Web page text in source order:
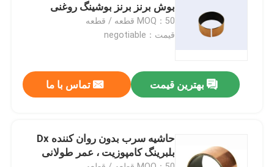
بلبرینگ خود روانکاری
بلبرینگ آستین خود روانکاری
بوش برنز برنز بوشینگ روغنی
MOQ：50 قطعه / قطعه
قیمت：negotiable
بهترین قیمت تماس با ما
حاشیه سرب بدون روان کننده Dx
بلبرینگ کامپوزیت ، عمر طولانی